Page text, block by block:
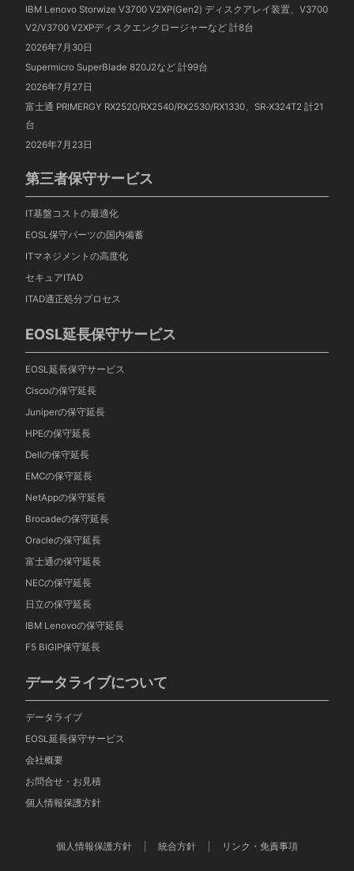
IBM Lenovo Storwize V3700 V2XP(Gen2) ディスクアレイ装置、V3700
V2/V3700 V2XPディスクエンクロージャーなど 計8台
2026年7月30日
Supermicro SuperBlade 820J2など 計99台
2026年7月27日
富士通 PRIMERGY RX2520/RX2540/RX2530/RX1330、SR-X324T2 計21
台
2026年7月23日
第三者保守サービス
IT基盤コストの最適化
EOSL保守パーツの国内備蓄
ITマネジメントの高度化
セキュアITAD
ITAD適正処分プロセス
EOSL延長保守サービス
EOSL延長保守サービス
Ciscoの保守延長
Juniperの保守延長
HPEの保守延長
Dellの保守延長
EMCの保守延長
NetAppの保守延長
Brocadeの保守延長
Oracleの保守延長
富士通の保守延長
NECの保守延長
日立の保守延長
IBM Lenovoの保守延長
F5 BIGIP保守延長
データライブについて
データライブ
EOSL延長保守サービス
会社概要
お問合せ・お見積
個人情報保護方針
個人情報保護方針 統合方針 リンク・免責事項